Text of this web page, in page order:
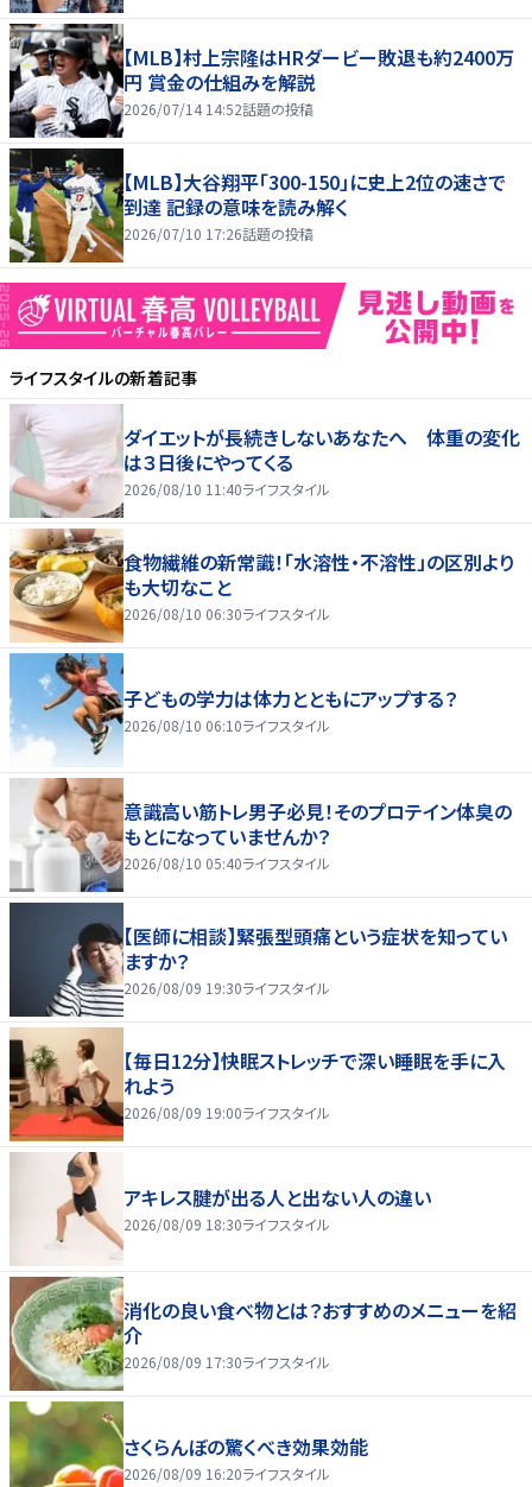
【MLB】村上宗隆はHRダービー敗退も約2400万
円 賞金の仕組みを解説
2026/07/14 14:52話題の投稿
【MLB】大谷翔平「300-150」に史上2位の速さで
到達 記録の意味を読み解く
2026/07/10 17:26話題の投稿
ライフスタイルの新着記事
ダイエットが長続きしないあなたへ 体重の変化
は３日後にやってくる
2026/08/10 11:40ライフスタイル
食物繊維の新常識！「水溶性・不溶性」の区別より
も大切なこと
2026/08/10 06:30ライフスタイル
子どもの学力は体力とともにアップする？
2026/08/10 06:10ライフスタイル
意識高い筋トレ男子必見！そのプロテイン体臭の
もとになっていませんか？
2026/08/10 05:40ライフスタイル
【医師に相談】緊張型頭痛という症状を知ってい
ますか？
2026/08/09 19:30ライフスタイル
【毎日12分】快眠ストレッチで深い睡眠を手に入
れよう
2026/08/09 19:00ライフスタイル
アキレス腱が出る人と出ない人の違い
2026/08/09 18:30ライフスタイル
消化の良い食べ物とは？おすすめのメニューを紹
介
2026/08/09 17:30ライフスタイル
さくらんぼの驚くべき効果効能
2026/08/09 16:20ライフスタイル